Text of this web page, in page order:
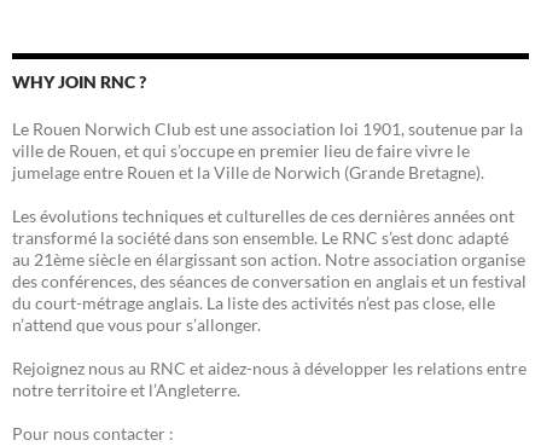
WHY JOIN RNC ?
Le Rouen Norwich Club est une association loi 1901, soutenue par la
ville de Rouen, et qui s’occupe en premier lieu de faire vivre le
jumelage entre Rouen et la Ville de Norwich (Grande Bretagne).
Les évolutions techniques et culturelles de ces dernières années ont
transformé la société dans son ensemble. Le RNC s’est donc adapté
au 21ème siècle en élargissant son action. Notre association organise
des conférences, des séances de conversation en anglais et un festival
du court-métrage anglais. La liste des activités n’est pas close, elle
n’attend que vous pour s’allonger.
Rejoignez nous au RNC et aidez-nous à développer les relations entre
notre territoire et l’Angleterre.
Pour nous contacter :